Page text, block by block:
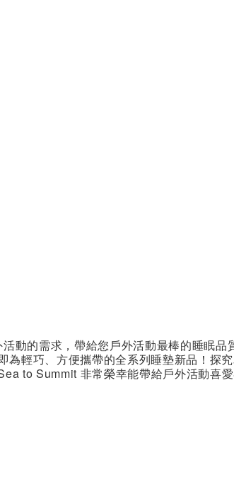
動的需求，帶給您戶外活動最棒的睡眠
輕巧、方便攜帶的全系列睡墊新品！探
to Summit 非常榮幸能帶給戶外活動喜